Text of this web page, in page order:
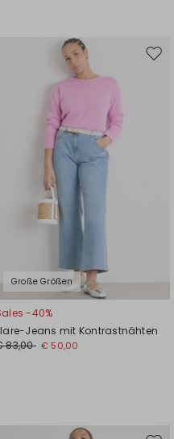
Große Größen
Auf
-40%
Jeans mit Kontrastnähten
83,00 € 50,00